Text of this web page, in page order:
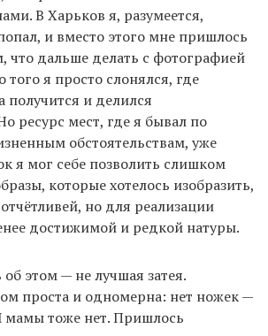
В Харьков я, разумеется,
и вместо этого мне пришлось
что дальше делать с фотографией
того я просто слонялся, где
получится и делился
ресурс мест, где я бывал по
обстоятельствам, уже
я мог себе позволить слишком
которые хотелось изобразить,
но для реализации
достижимой и редкой натуры.
этом — не лучшая затея.
проста и одномерна: нет ножек —
мамы тоже нет. Пришлось